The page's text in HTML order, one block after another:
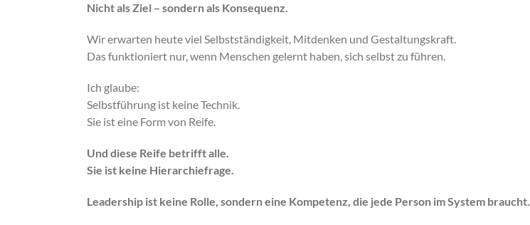
Nicht als Ziel – sondern als Konsequenz.
Wir erwarten heute viel Selbstständigkeit, Mitdenken und Gestaltungskraft.
Das funktioniert nur, wenn Menschen gelernt haben, sich selbst zu führen.
Ich glaube:
Selbstführung ist keine Technik.
Sie ist eine Form von Reife.
Und diese Reife betrifft alle.
Sie ist keine Hierarchiefrage.
Leadership ist keine Rolle, sondern eine Kompetenz, die jede Person im System braucht.